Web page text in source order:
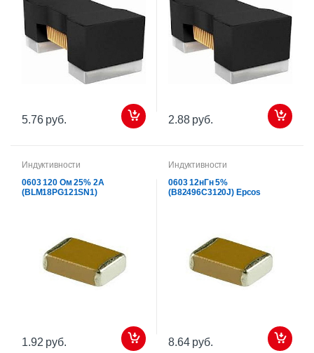
5.76 руб. 2.88 руб.
Индуктивности
0603 120 Ом 25% 2А
(BLM18PG121SN1)
1.92 руб.
Индуктивности
0603 12нГн 5%
(B82496C3120J) Epcos
8.64 руб.